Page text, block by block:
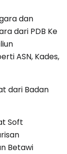
dan
dari PDB Ke
ASN, Kades,
dari Badan
Soft
Betawi